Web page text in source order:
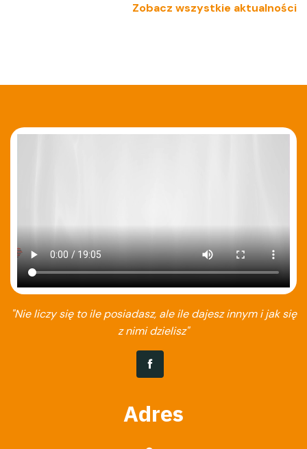
Zobacz wszystkie aktualności
"Nie liczy się to ile posiadasz, ale ile dajesz innym i jak się
z nimi dzielisz"
Adres